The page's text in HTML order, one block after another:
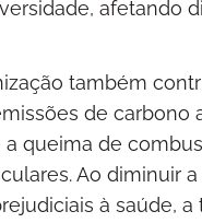
afetando
também
de
queima de
Ao diminuir
à saúde,